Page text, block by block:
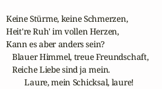
Keine Stürme, keine Schmerzen,
Heit're Ruh' im vollen Herzen,
Kann es aber anders sein?
   Blauer Himmel, treue Freundschaft,
   Reiche Liebe sind ja mein.
         Laure, mein Schicksal, laure!